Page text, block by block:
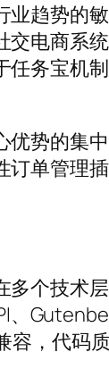
趋势的
电商系
务宝机
优势的集
单管理
个技术
、
，代码